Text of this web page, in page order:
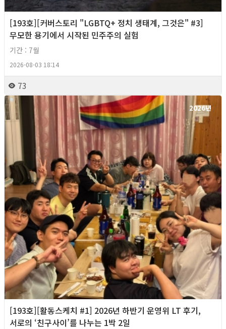
[193호][커버스토리 "LGBTQ+ 정치 생태계, 그것은" #3]
무모한 용기에서 시작된 민주주의 실험
기간 : 7월
2026-08-03 18:14
73
2026년
[193호][활동스케치 #1] 2026년 하반기 운영위 LT 후기,
서로의 ‘친구사이’를 나누는 1박 2일